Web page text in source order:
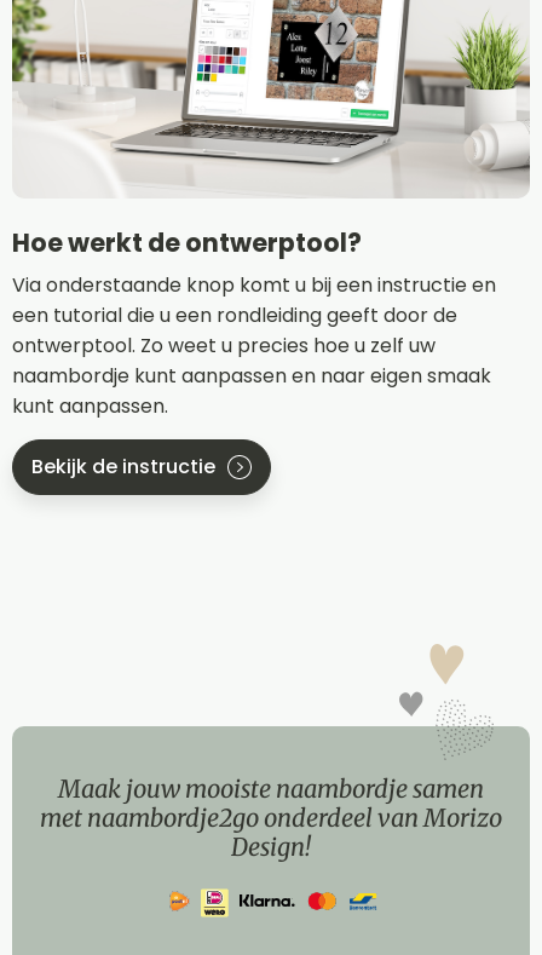
Hoe werkt de ontwerptool?
Via onderstaande knop komt u bij een instructie en
een tutorial die u een rondleiding geeft door de
ontwerptool. Zo weet u precies hoe u zelf uw
naambordje kunt aanpassen en naar eigen smaak
kunt aanpassen.
Bekijk de instructie
Maak jouw mooiste naambordje samen
met naambordje2go onderdeel van Morizo
Design!